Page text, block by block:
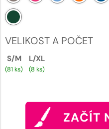
VELIKOST A POČET
S/M
(81 ks)
L/XL
(8 ks)
ZAČÍT